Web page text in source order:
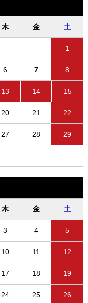
木 金 土
1
6 7 8
13 14 15
20 21 22
27 28 29
木 金 土
3 4 5
10 11 12
17 18 19
24 25 26